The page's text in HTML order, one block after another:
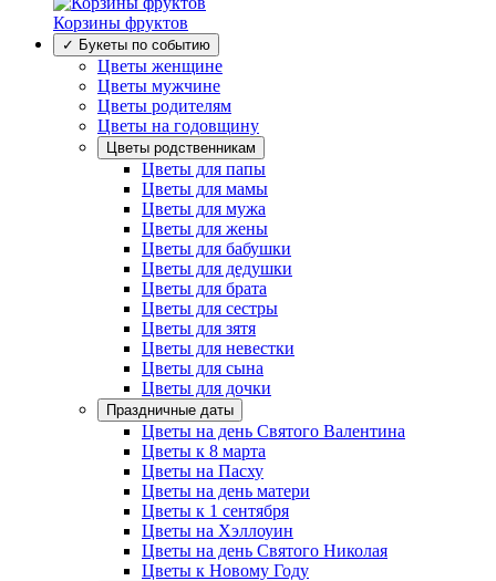
Корзины фруктов
✓ Букеты по событию
Цветы женщине
Цветы мужчине
Цветы родителям
Цветы на годовщину
Цветы родственникам
Цветы для папы
Цветы для мамы
Цветы для мужа
Цветы для жены
Цветы для бабушки
Цветы для дедушки
Цветы для брата
Цветы для сестры
Цветы для зятя
Цветы для невестки
Цветы для сына
Цветы для дочки
Праздничные даты
Цветы на день Святого Валентина
Цветы к 8 марта
Цветы на Пасху
Цветы на день матери
Цветы к 1 сентября
Цветы на Хэллоуин
Цветы на день Святого Николая
Цветы к Новому Году